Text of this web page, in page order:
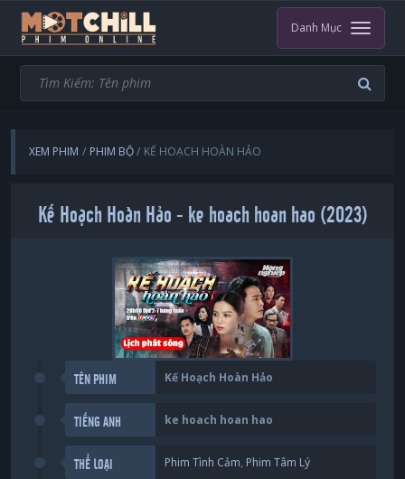
Danh Mục
XEM PHIM PHIM BỘ KẾ HOẠCH HOÀN HẢO
Kế Hoạch Hoàn Hảo - ke hoach hoan hao (2023)
TÊN PHIM Kế Hoạch Hoàn Hảo
TIẾNG ANH ke hoach hoan hao
THỂ LOẠI Phim Tình Cảm, Phim Tâm Lý